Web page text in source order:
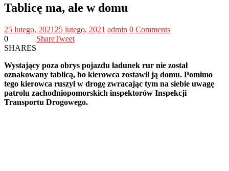
Tablicę ma, ale w domu
25 lutego, 2021 25 lutego, 2021 admin 0 Comments
0
SHARES
ShareTweet
Wystający poza obrys pojazdu ładunek rur nie został
oznakowany tablicą, bo kierowca zostawił ją domu. Pomimo
tego kierowca ruszył w drogę zwracając tym na siebie uwagę
patrolu zachodniopomorskich inspektorów Inspekcji
Transportu Drogowego.